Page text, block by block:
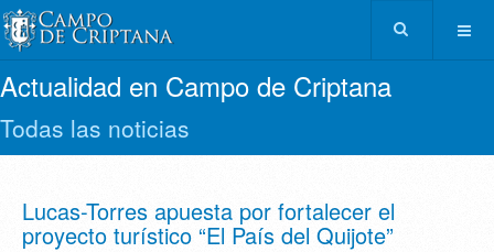
Actualidad en Campo de Criptana
Todas las noticias
Lucas-Torres apuesta por fortalecer el
proyecto turístico “El País del Quijote”